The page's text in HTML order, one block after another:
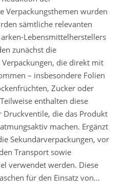
Verpackungsthemen wurden
sämtliche relevanten
Lebensmittelherstellers
zunächst die
die direkt mit
– insbesondere Folien
Zucker oder
enthalten diese
Druckventile, die das Produkt
machen. Ergänzt
Sekundärverpackungen, vor
Transport sowie
verwendet werden. Diese
für den Einsatz von…